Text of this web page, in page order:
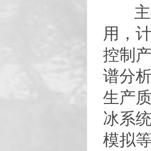
主
用，
控制
谱分
生产
冰系
模拟